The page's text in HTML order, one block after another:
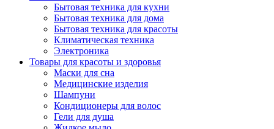
Бытовая техника для кухни
Бытовая техника для дома
Бытовая техника для красоты
Климатическая техника
Электроника
Товары для красоты и здоровья
Маски для сна
Медицинские изделия
Шампуни
Кондиционеры для волос
Гели для душа